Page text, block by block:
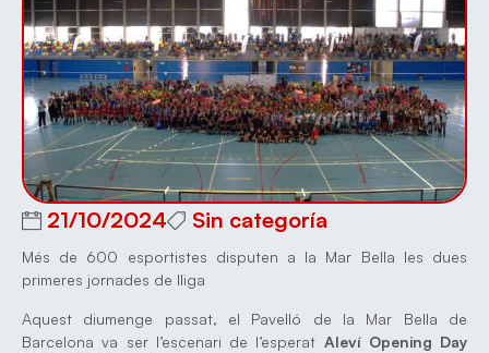
21/10/2024 Sin categoría
Més de 600 esportistes disputen a la Mar Bella les dues
primeres jornades de lliga
Aquest diumenge passat, el Pavelló de la Mar Bella de
Barcelona va ser l’escenari de l’esperat Aleví Opening Day